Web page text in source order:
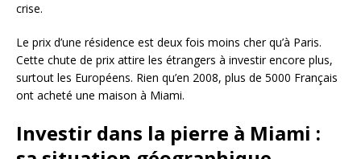
crise.
Le prix d’une résidence est deux fois moins cher qu’à Paris.
Cette chute de prix attire les étrangers à investir encore plus,
surtout les Européens. Rien qu’en 2008, plus de 5000 Français
ont acheté une maison à Miami.
Investir dans la pierre à Miami :